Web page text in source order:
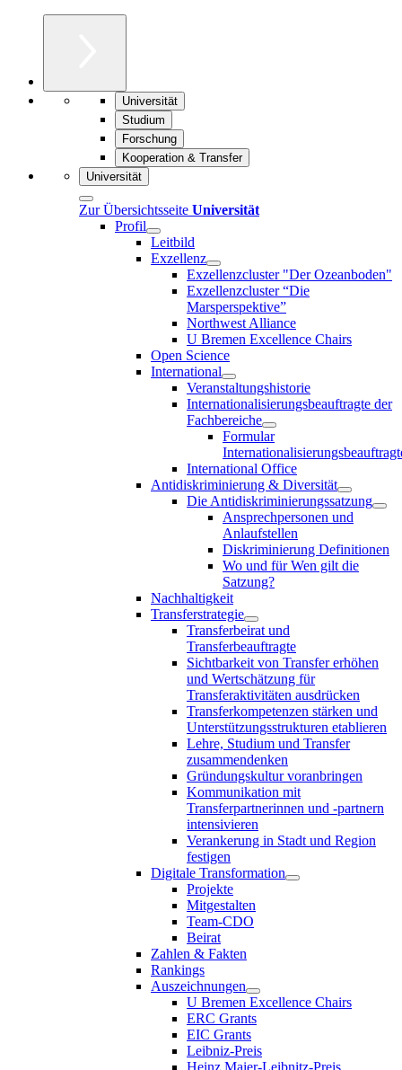
Universität
Studium
Forschung
Kooperation & Transfer
Universität
Zur Übersichtsseite Universität
Profil
Leitbild
Exzellenz
Exzellenzcluster "Der Ozeanboden"
Exzellenzcluster “Die
Marsperspektive”
Northwest Alliance
U Bremen Excellence Chairs
Open Science
International
Veranstaltungshistorie
Internationalisierungsbeauftragte der
Fachbereiche
Formular
International Office
Antidiskriminierung & Diversität
Die Antidiskriminierungssatzung
Ansprechpersonen und
Anlaufstellen
Diskriminierung Definitionen
Wo und für Wen gilt die
Satzung?
Nachhaltigkeit
Transferstrategie
Transferbeirat und
Transferbeauftragte
Sichtbarkeit von Transfer erhöhen
und Wertschätzung für
Transferaktivitäten ausdrücken
Transferkompetenzen stärken und
Unterstützungsstrukturen etablieren
Lehre, Studium und Transfer
zusammendenken
Gründungskultur voranbringen
Kommunikation mit
Transferpartnerinnen und -partnern
intensivieren
Verankerung in Stadt und Region
festigen
Digitale Transformation
Projekte
Mitgestalten
Team-CDO
Beirat
Zahlen & Fakten
Rankings
Auszeichnungen
U Bremen Excellence Chairs
ERC Grants
EIC Grants
Leibniz-Preis
Heinz Maier-Leibnitz-Preis